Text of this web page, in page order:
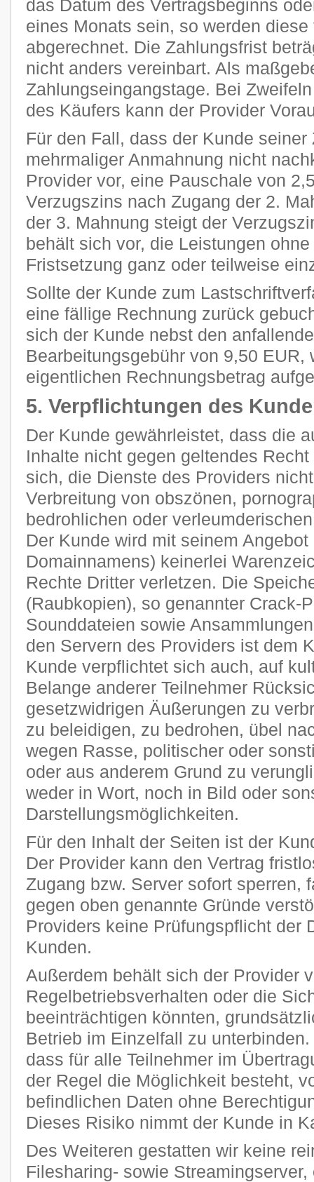
das Datum des Vertragsbeginns
eines Monats sein, so werden
abgerechnet. Die Zahlungsfrist
nicht anders vereinbart. Als
Zahlungseingangstage. Bei
des Käufers kann der Provider
Für den Fall, dass der Kunde
mehrmaliger Anmahnung nicht
Provider vor, eine Pauschale von
Verzugszins nach Zugang der 2.
der 3. Mahnung steigt der
behält sich vor, die Leistungen
Fristsetzung ganz oder teilweise
Sollte der Kunde zum
eine fällige Rechnung zurück
sich der Kunde nebst den
Bearbeitungsgebühr von 9,50 EUR,
eigentlichen Rechnungsbetrag
5. Verpflichtungen des
Der Kunde gewährleistet, dass die
Inhalte nicht gegen geltendes
sich, die Dienste des Providers
Verbreitung von obszönen,
bedrohlichen oder
Der Kunde wird mit seinem
Domainnamens) keinerlei
Rechte Dritter verletzen. Die
(Raubkopien), so genannter Crack-
Sounddateien sowie
den Servern des Providers ist dem
Kunde verpflichtet sich auch, auf
Belange anderer Teilnehmer
gesetzwidrigen Äußerungen zu
zu beleidigen, zu bedrohen, übel
wegen Rasse, politischer oder
oder aus anderem Grund zu
weder in Wort, noch in Bild oder
Darstellungsmöglichkeiten.
Für den Inhalt der Seiten ist der
Der Provider kann den Vertrag
Zugang bzw. Server sofort sperren,
gegen oben genannte Gründe
Providers keine Prüfungspflicht der
Kunden.
Außerdem behält sich der Provider
Regelbetriebsverhalten oder die
beeinträchtigen könnten,
Betrieb im Einzelfall zu
dass für alle Teilnehmer im
der Regel die Möglichkeit besteht,
befindlichen Daten ohne
Dieses Risiko nimmt der Kunde in
Des Weiteren gestatten wir keine
Filesharing- sowie